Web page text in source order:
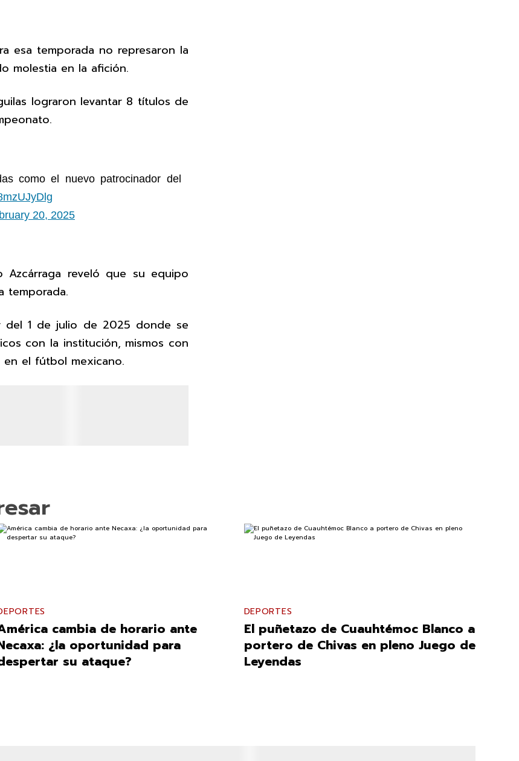
esa temporada no represaron la
molestia en la afición.
lograron levantar 8 títulos de
como el nuevo patrocinador del
20, 2025
Azcárraga reveló que su equipo
temporada.
del 1 de julio de 2025 donde se
con la institución, mismos con
el fútbol mexicano.
cambia de horario ante
¿la oportunidad para
su ataque?
DEPORTES
El puñetazo de Cuauhtémoc Blanco a
portero de Chivas en pleno Juego de
Leyendas